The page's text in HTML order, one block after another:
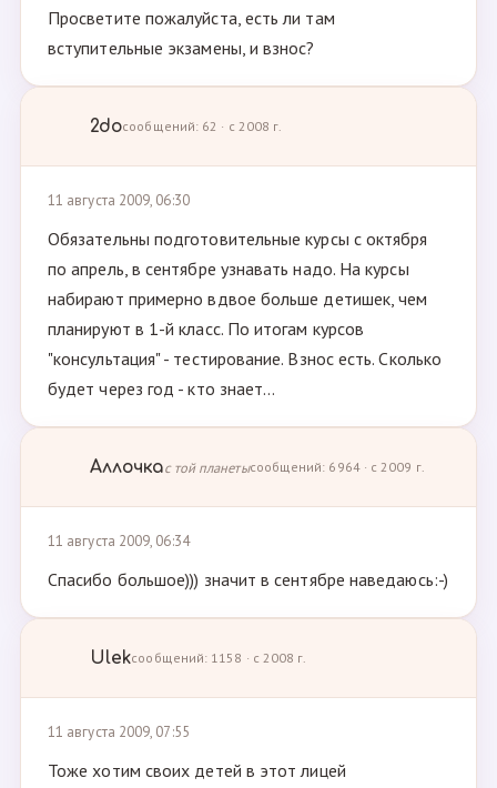
Просветите пожалуйста, есть ли там
вступительные экзамены, и взнос?
2doсообщений: 62 · с 2008 г.
11 августа 2009, 06:30
Обязательны подготовительные курсы с октября
по апрель, в сентябре узнавать надо. На курсы
набирают примерно вдвое больше детишек, чем
планируют в 1-й класс. По итогам курсов
"консультация" - тестирование. Взнос есть. Сколько
будет через год - кто знает...
Аллочкас той планетысообщений: 6964 · с 2009 г.
11 августа 2009, 06:34
Спасибо большое))) значит в сентябре наведаюсь:-)
Ulekсообщений: 1158 · с 2008 г.
11 августа 2009, 07:55
Тоже хотим своих детей в этот лицей